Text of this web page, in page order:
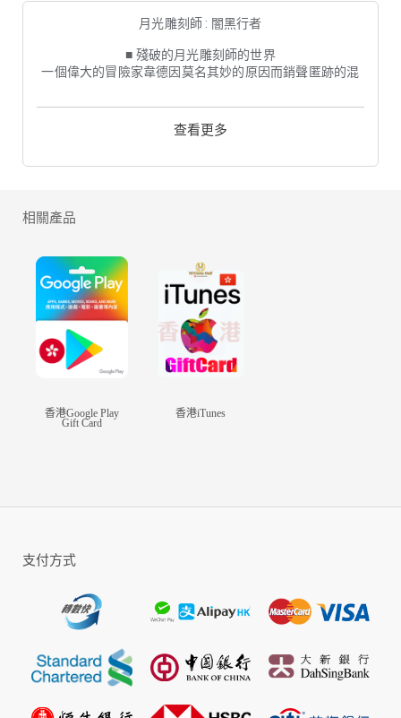
月光雕刻師 : 闇黑行者
■ 殘破的月光雕刻師的世界
一個偉大的冒險家韋德因莫名其妙的原因而銷聲匿跡的混
再次爭取凡爾賽大陸的霸權！
繼承原著小說設定的原創故事
傳說中的競爭開始了！ 用用戶之間激烈的PVP大戰實現夢
與世界各地玩家爭奪傳說中的英雄位置的較量！
■ 用多樣的雕像和怪獸卡片打造屬於自己的攻略！
無盡的收集和組合的樂趣！
以親自制作的雕像和稀有的怪獸卡片組合，挑戰最強角色
■ 可愛的小鳥和充滿個性的形象武器
追着冒險家一起探險的可愛BUDDY和
查看更多
相關產品
香港Google Play
Gift Card
香港iTunes
支付方式